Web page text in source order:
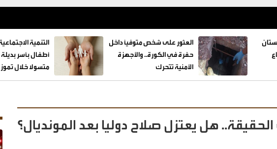
العثور على شخص متوفيًا داخل
حفرة في الكورة.. والأجهزة
الأمنية تتحرك
متسولا خلال تموز
هل يعتزل صلاح دوليا بعد المونديال؟